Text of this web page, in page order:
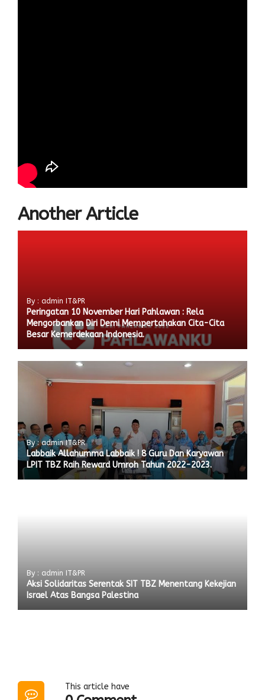
Another Article
By : admin IT&PR
Peringatan 10 November Hari Pahlawan : Rela
Mengorbankan Diri Demi Mempertahakan Cita-Cita
Besar Kemerdekaan Indonesia.
By : admin IT&PR
Labbaik Allahumma Labbaik ! 8 Guru Dan Karyawan
LPIT TBZ Raih Reward Umroh Tahun 2022-2023.
By : admin IT&PR
Aksi Solidaritas Serentak SIT TBZ Menentang Kekejian
Israel Atas Bangsa Palestina
This article have